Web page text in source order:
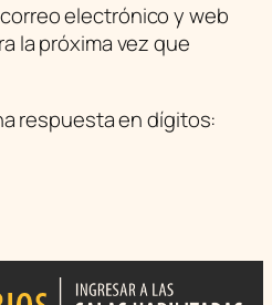
electrónico y web
la próxima vez que
respuesta en dígitos: